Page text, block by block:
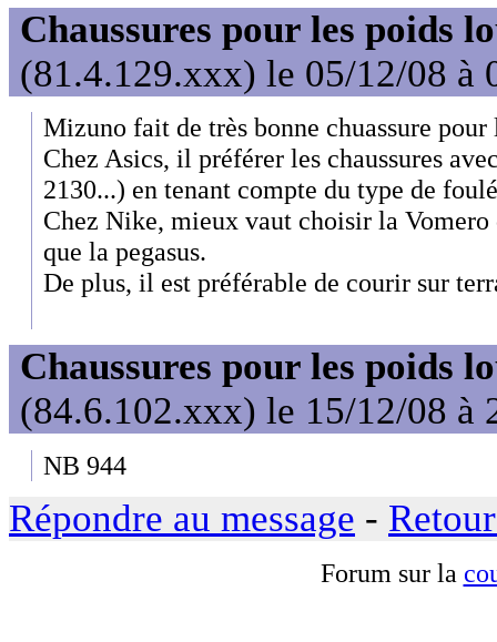
Chaussures pour les poids
(81.4.129.xxx) le 05/12/08 à
Mizuno fait de très bonne chuassure
Chez Asics, il préférer les chaussures
2130...) en tenant compte du type de
Chez Nike, mieux vaut choisir la
que la pegasus.
De plus, il est préférable de courir sur
Chaussures pour les poids
(84.6.102.xxx) le 15/12/08 à
NB 944
Répondre au message -
Forum sur la